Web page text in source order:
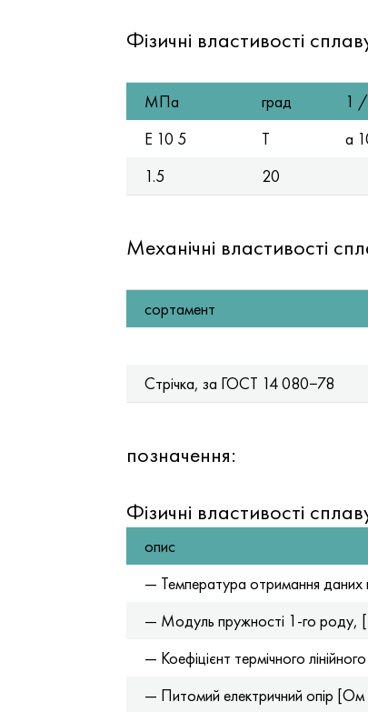
Фізичні властивості
МПа град 1 /
E 10 5
T a
1.5
20
Механічні властивості
сортамент
Стрічка, за ГОСТ 14080−78
позначення:
Фізичні властивості
опис
— Температура отримання даних
— Модуль пружності 1-го
— Коефіцієнт термічного
— Питомий електричний опір [Ом